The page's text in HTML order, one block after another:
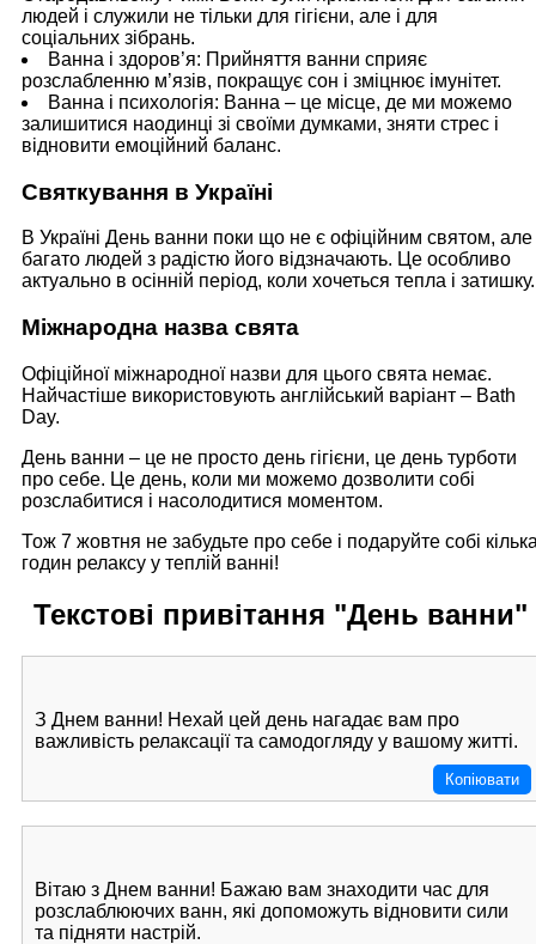
людей і служили не тільки для гігієни, але і для
соціальних зібрань.
Ванна і здоров’я: Прийняття ванни сприяє
розслабленню м’язів, покращує сон і зміцнює імунітет.
Ванна і психологія: Ванна – це місце, де ми можемо
залишитися наодинці зі своїми думками, зняти стрес і
відновити емоційний баланс.
Святкування в Україні
В Україні День ванни поки що не є офіційним святом, але
багато людей з радістю його відзначають. Це особливо
актуально в осінній період, коли хочеться тепла і затишку.
Міжнародна назва свята
Офіційної міжнародної назви для цього свята немає.
Найчастіше використовують англійський варіант – Bath
Day.
День ванни – це не просто день гігієни, це день турботи
про себе. Це день, коли ми можемо дозволити собі
розслабитися і насолодитися моментом.
Тож 7 жовтня не забудьте про себе і подаруйте собі
годин релаксу у теплій ванні!
Текстові привітання "День ванни"
З Днем ванни! Нехай цей день нагадає вам про
важливість релаксації та самодогляду у вашому житті.
Копіювати
Вітаю з Днем ванни! Бажаю вам знаходити час для
розслаблюючих ванн, які допоможуть відновити сили
та підняти настрій.